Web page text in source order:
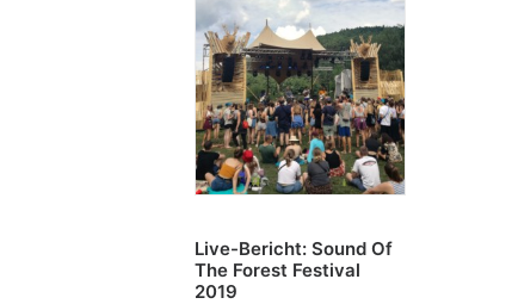
Live-Bericht: Sound Of
The Forest Festival
2019